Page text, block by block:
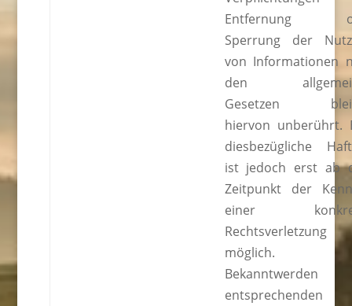
Entfernung
Sperrung der
von Informationen
den
Gesetzen
hiervon unberührt.
diesbezügliche
ist jedoch erst ab
Zeitpunkt der
einer
Rechtsverletzung
möglich.
Bekanntwerden
entsprechenden